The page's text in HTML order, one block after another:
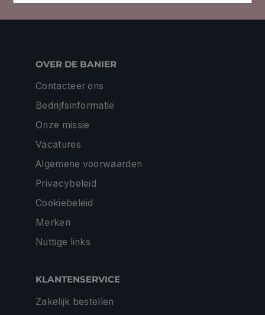
OVER DE BANIER
Contacteer ons
Bedrijfsinformatie
Onze missie
Vacatures
Algemene voorwaarden
Privacybeleid
Cookiebeleid
Merken
Nuttige links
KLANTENSERVICE
Zakelijk bestellen